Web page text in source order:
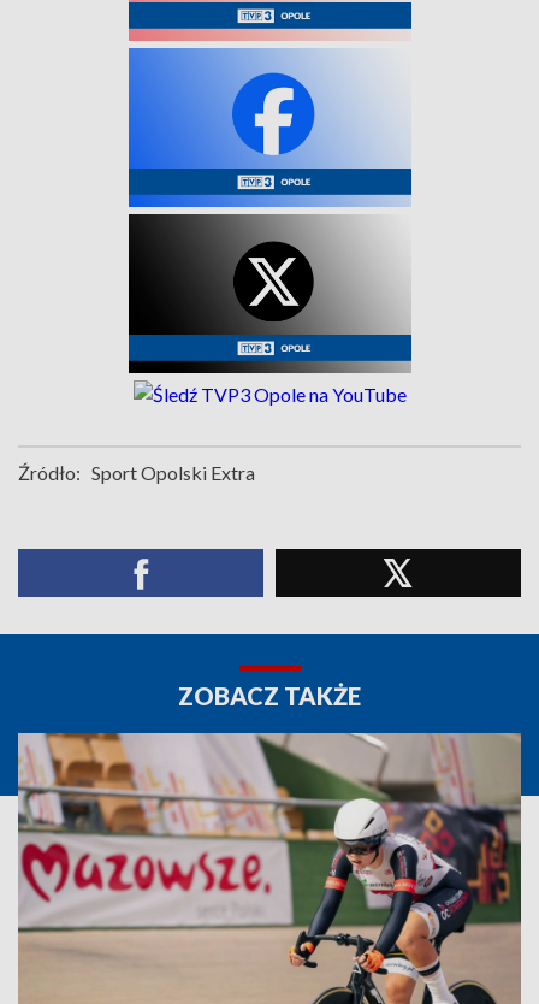
Źródło: Sport Opolski Extra
ZOBACZ TAKŻE